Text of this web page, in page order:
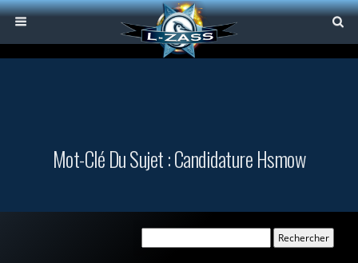
Mot-Clé Du Sujet : Candidature Hsmow